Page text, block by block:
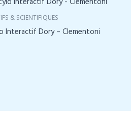
& SCIENTIFIQUES
Interactif Dory – Clementoni